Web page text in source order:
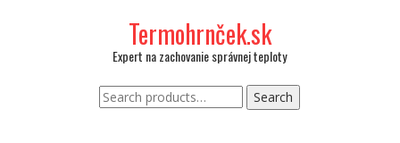
Termohrnček.sk
Expert na zachovanie správnej teploty
Search
for:
Search